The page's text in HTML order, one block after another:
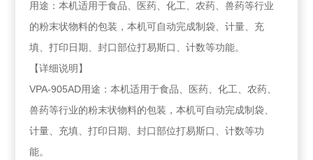
用途：本机适用于食品、医药、化工、农药、兽药等行业
的粉末状物料的包装，本机可自动完成制袋、计量、充
填、打印日期、封口部位打易斯口、计数等功能。
【详细说明】
VPA-905AD用途：本机适用于食品、医药、化工、农药、
兽药等行业的粉末状物料的包装，本机可自动完成制袋、
计量、充填、打印日期、封口部位打易斯口、计数等功
能。